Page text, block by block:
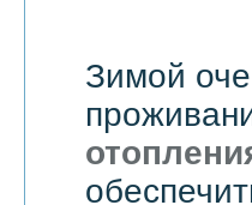
Зимой